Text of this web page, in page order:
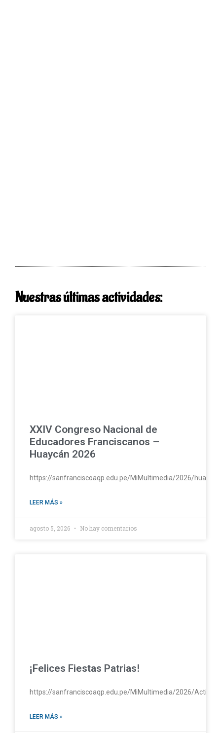
Nuestras últimas actividades:
XXIV Congreso Nacional de
Educadores Franciscanos –
Huaycán 2026
https://sanfranciscoaqp.edu.pe/MiMultimedia/2026/
LEER MÁS »
agosto 5, 2026 No hay comentarios
¡Felices Fiestas Patrias!
https://sanfranciscoaqp.edu.pe/MiMultimedia/2026/
LEER MÁS »